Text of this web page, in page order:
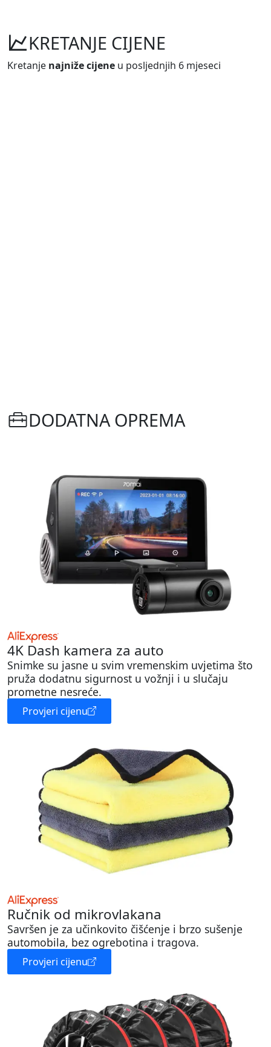
KRETANJE CIJENE
Kretanje najniže cijene u posljednjih 6 mjeseci
DODATNA OPREMA
4K Dash kamera za auto
Snimke su jasne u svim vremenskim uvjetima što
pruža dodatnu sigurnost u vožnji i u slučaju
prometne nesreće.
Provjeri cijenu
Ručnik od mikrovlakana
Savršen je za učinkovito čišćenje i brzo sušenje
automobila, bez ogrebotina i tragova.
Provjeri cijenu